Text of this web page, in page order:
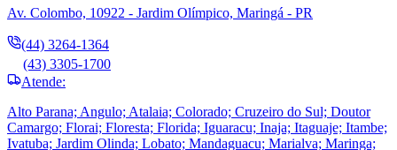
Av. Colombo, 10922 - Jardim Olímpico, Maringá - PR
(44) 3264-1364
(43) 3305-1700
Atende:
Alto Parana; Angulo; Atalaia; Colorado; Cruzeiro do Sul; Doutor
Camargo; Florai; Floresta; Florida; Iguaracu; Inaja; Itaguaje; Itambe;
Ivatuba; Jardim Olinda; Lobato; Mandaguacu; Marialva; Maringa;